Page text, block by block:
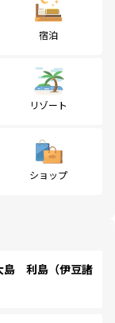
宿泊
リゾート
ショップ
利島（伊豆諸